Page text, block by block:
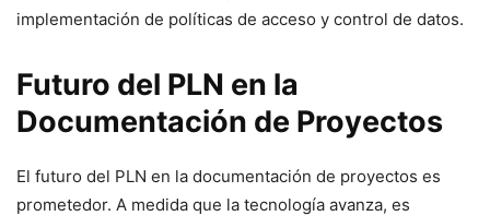
implementación de políticas de acceso y control de datos.
Futuro del PLN en la
Documentación de Proyectos
El futuro del PLN en la documentación de proyectos es
prometedor. A medida que la tecnología avanza, es